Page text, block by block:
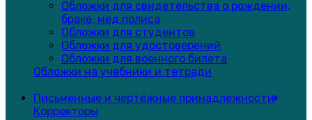
Обложки для свидетельства о рождении,
браке, мед.полиса
Обложки для студентов
Обложки для удостоверений
Обложки для военного билета
Обложки на учебники и тетради
Письменные и чертёжные принадлежности
Корректоры